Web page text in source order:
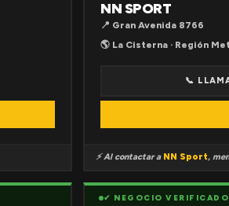
NN SPORT
📍 Gran Avenida 8766
🌎 La Cisterna · Región
📞
⚡ Al contactar a NN Sport,
✔ NEGOCIO VERIFICADO